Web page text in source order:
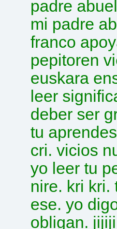
padre
mi padre
franco
pepitoren
euskara
leer
deber ser
tu
cri. vicios
yo leer tu
nire. kri kri.
ese. yo
obligan.